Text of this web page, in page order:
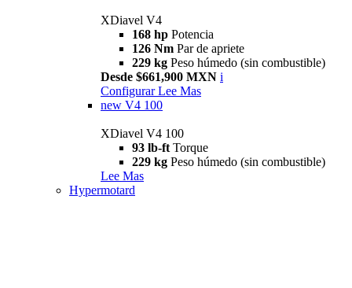
XDiavel V4
168 hp Potencia
126 Nm Par de apriete
229 kg Peso húmedo (sin combustible)
Desde $661,900 MXN i
Configurar Lee Mas
new V4 100
XDiavel V4 100
93 lb-ft Torque
229 kg Peso húmedo (sin combustible)
Lee Mas
Hypermotard